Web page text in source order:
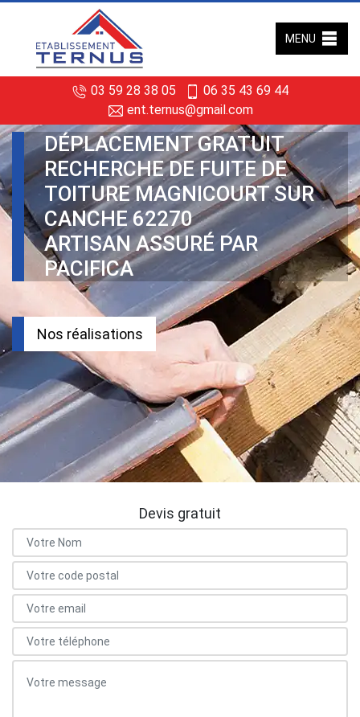
03 59 28 38 05
06 35 43 69 44
ent.ternus@gmail.com
MENU
DÉPLACEMENT GRATUIT
RECHERCHE DE FUITE DE
TOITURE MAGNICOURT SUR
CANCHE 62270
ARTISAN ASSURÉ PAR
PACIFICA
Nos réalisations
Devis gratuit